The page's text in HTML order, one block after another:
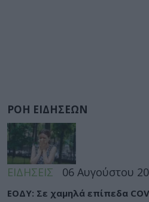
ΡΟΗ ΕΙΔΗΣΕΩΝ
ΕΙΔΗΣΕΙΣ 06 Αυγούστου
ΕΟΔΥ: Σε χαμηλά επίπεδα